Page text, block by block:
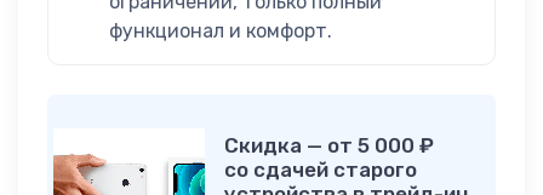
функционал и комфорт.
Скидка — от 5 000 ₽
со сдачей старого